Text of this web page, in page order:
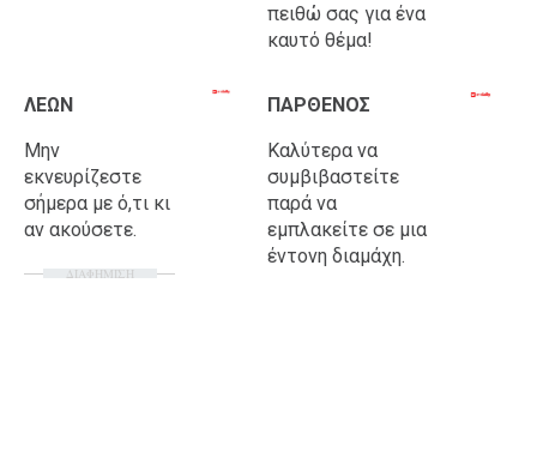
πειθώ σας για ένα
καυτό θέμα!
ΛΕΩΝ
Μην
εκνευρίζεστε
σήμερα με ό,τι κι
αν ακούσετε.
ΔΙΑΦΗΜΙΣΗ
ΠΑΡΘΕΝΟΣ
Καλύτερα να
συμβιβαστείτε
παρά να
εμπλακείτε σε μια
έντονη διαμάχη.